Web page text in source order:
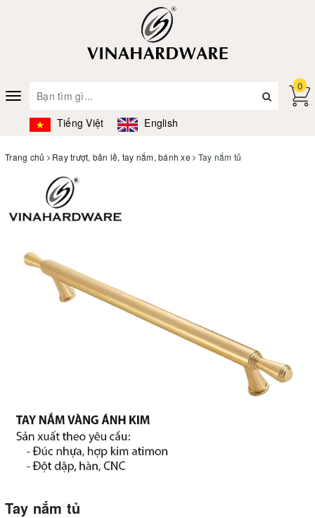
Toggle
navigation
Tiếng Việt English
0
Trang chủ Ray trượt, bản lề, tay nắm, bánh xe Tay nắm tủ
Tay nắm tủ